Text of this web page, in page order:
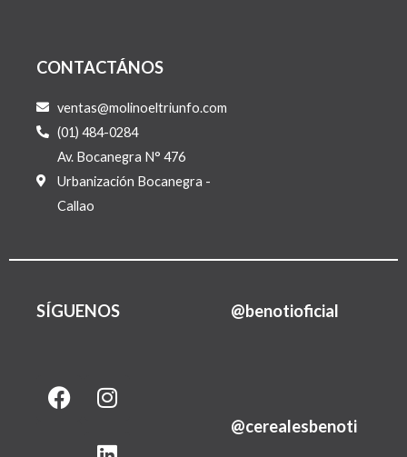
CONTACTÁNOS
ventas@molinoeltriunfo.com
(01) 484-0284
Av. Bocanegra N° 476
Urbanización Bocanegra -
Callao
SÍGUENOS @benotioficial
F
a
I
n
L
i
@cerealesbenoti